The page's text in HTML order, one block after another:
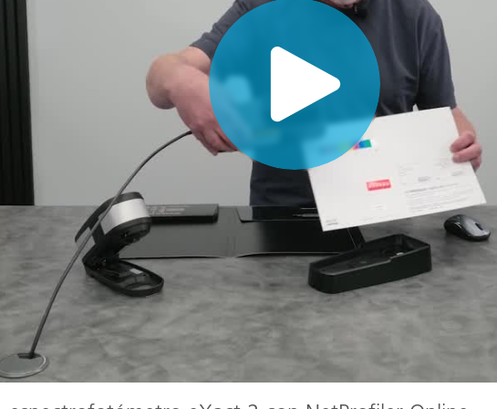
Fabricantes de Cosméticos
Papel
Materiales de
Bienes Duraderos